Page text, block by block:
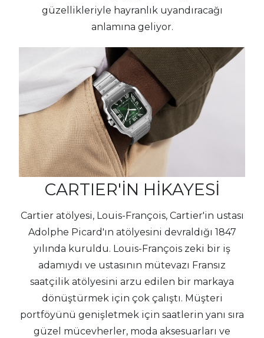
güzellikleriyle hayranlık uyandıracağı
anlamına geliyor.
CARTIER'İN HİKAYESİ
Cartier atölyesi, Louis-François, Cartier'in ustası
Adolphe Picard'ın atölyesini devraldığı 1847
yılında kuruldu. Louis-François zeki bir iş
adamıydı ve ustasının mütevazı Fransız
saatçilik atölyesini arzu edilen bir markaya
dönüştürmek için çok çalıştı. Müşteri
portföyünü genişletmek için saatlerin yanı sıra
güzel mücevherler, moda aksesuarları ve